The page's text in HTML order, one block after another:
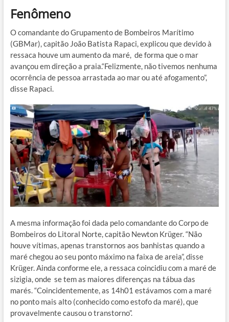
Fenômeno
O comandante do Grupamento de Bombeiros Marítimo
(GBMar), capitão João Batista Rapaci, explicou que devido à
ressaca houve um aumento da maré, de forma que o mar
avançou em direção a praia.“Felizmente, não tivemos nenhuma
ocorrência de pessoa arrastada ao mar ou até afogamento”,
disse Rapaci.
A mesma informação foi dada pelo comandante do Corpo de
Bombeiros do Litoral Norte, capitão Newton Krüger. “Não
houve vítimas, apenas transtornos aos banhistas quando a
maré chegou ao seu ponto máximo na faixa de areia”, disse
Krüger. Ainda conforme ele, a ressaca coincidiu com a maré de
sizigia, onde se tem as maiores diferenças na tábua das
marés. “Coincidentemente, as 14h01 estávamos com a maré
no ponto mais alto (conhecido como estofo da maré), que
provavelmente causou o transtorno”.